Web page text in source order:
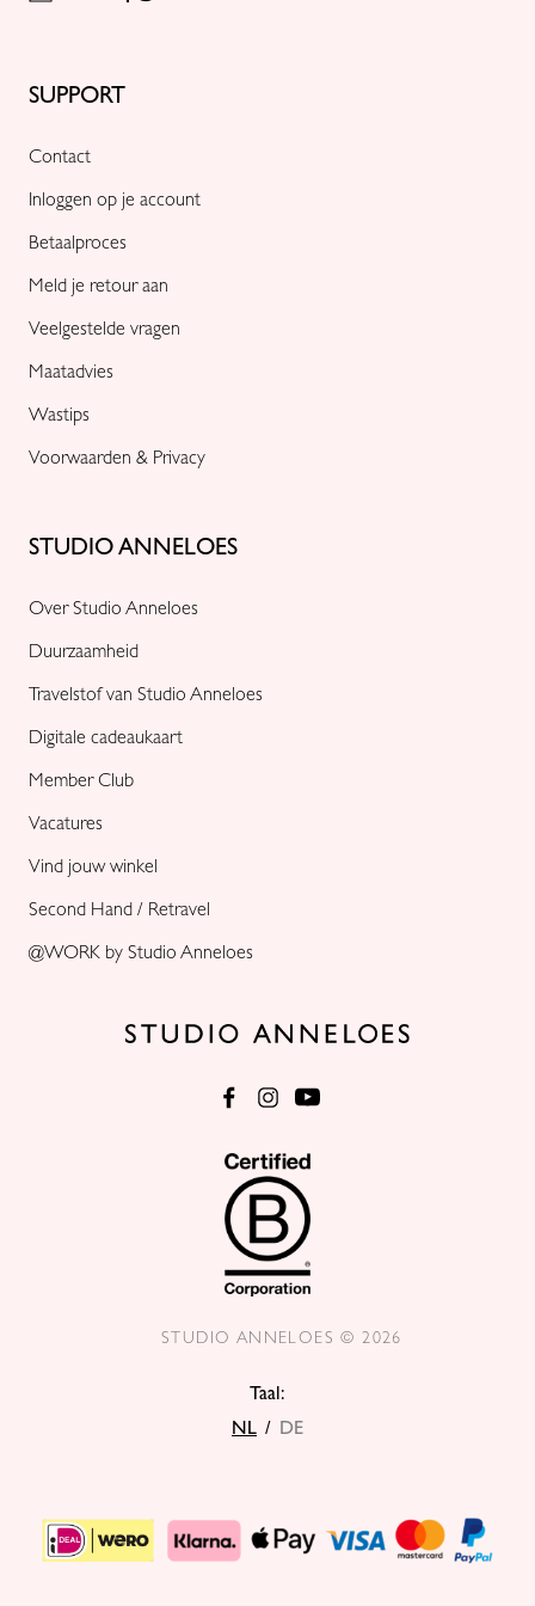
STUDIO ANNELOES
Over Studio Anneloes
Duurzaamheid
Travelstof van Studio Anneloes
Digitale cadeaukaart
Member Club
Vacatures
Vind jouw winkel
Second Hand / Retravel
@WORK by Studio Anneloes
SUPPORT
Contact
Inloggen op je account
Betaalproces
Meld je retour aan
Veelgestelde vragen
Maatadvies
Wastips
Voorwaarden & Privacy
Taal:
NL / DE
STUDIO ANNELOES © 2026